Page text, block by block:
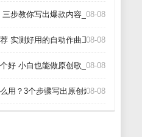
步教你写出爆款内容_ 08-08
实测好用的自动作曲工具_
08-08
好 小白也能做原创歌_ 08-08
用？3个步骤写出原创爆款_
08-08